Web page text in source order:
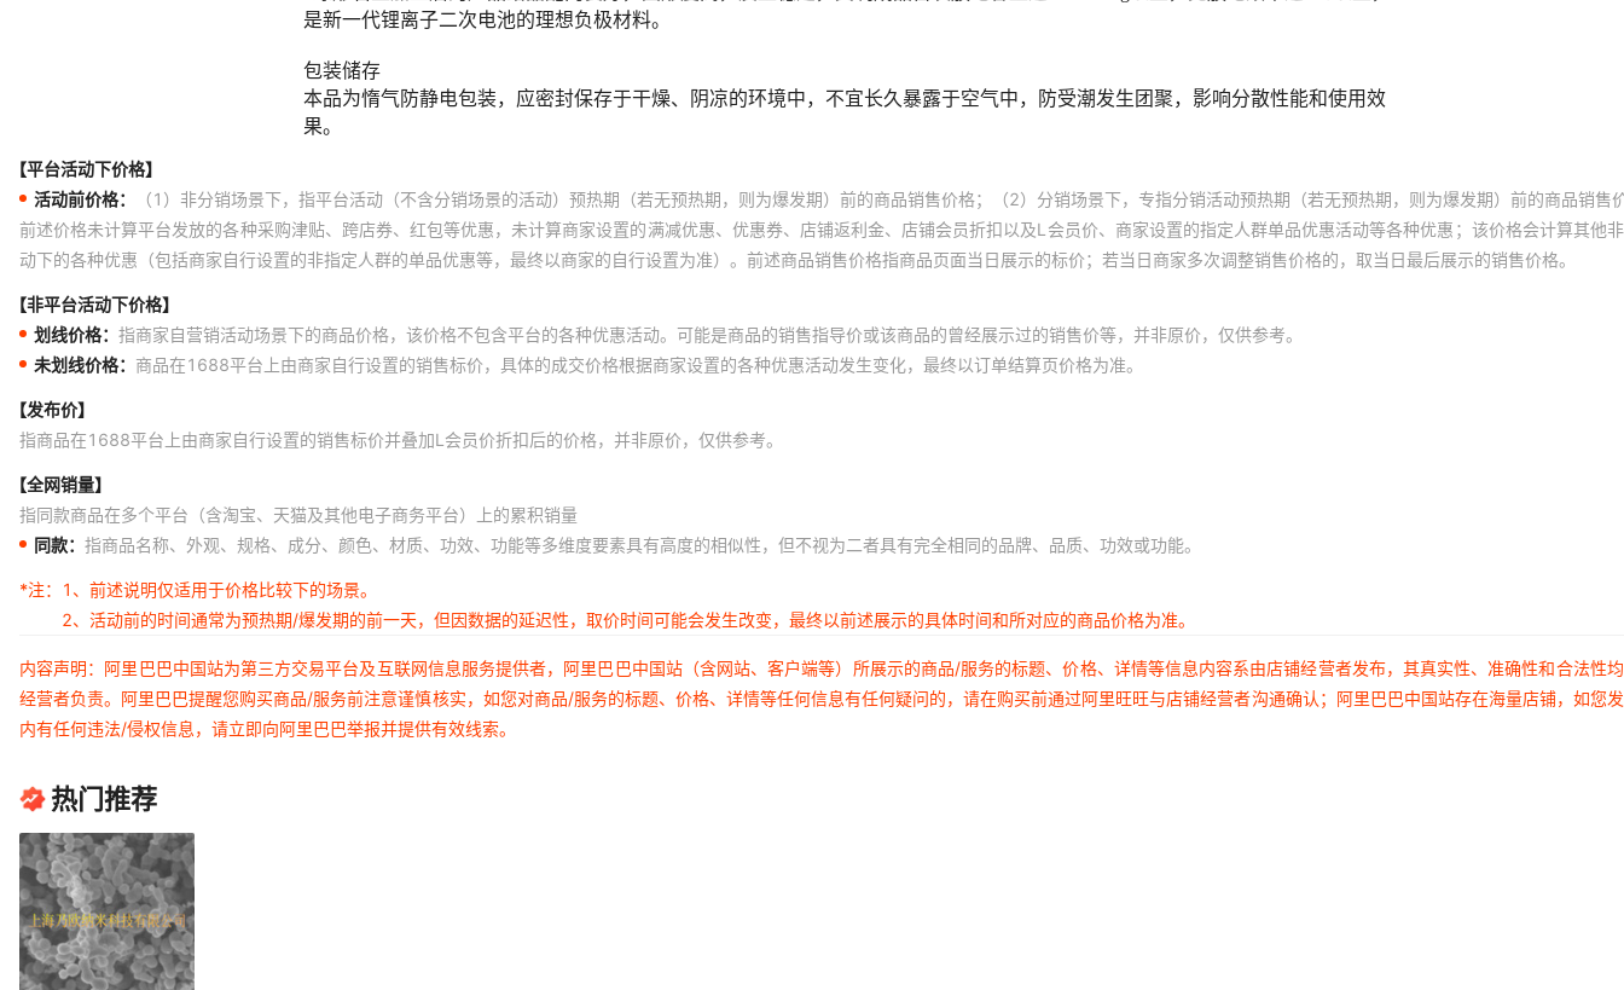
【平台活动下价格】
活动前价格：
（1）非分销场景下，指平台活动（不含分销场景的活动）预热期（若无预热期，则为爆发期）前的商品销售价格；（2）分销场景下，专指分销活动预热期（若无预热期，则为爆发期）前的商品销售
前述价格未计算平台发放的各种采购津贴、跨店券、红包等优惠，未计算商家设置的满减优惠、优惠券、店铺返利金、店铺会员折扣以及L会员价、商家设置的指定人群单品优惠活动等各种优惠；该价格会计算其他
动下的各种优惠（包括商家自行设置的非指定人群的单品优惠等，最终以商家的自行设置为准）。前述商品销售价格指商品页面当日展示的标价；若当日商家多次调整销售价格的，取当日最后展示的销售价格。
【非平台活动下价格】
划线价格： 指商家自营销活动场景下的商品价格，该价格不包含平台的各种优惠活动。可能是商品的销售指导价或该商品的曾经展示过的销售价等，并非原价，仅供参考。
未划线价格： 商品在1688平台上由商家自行设置的销售标价，具体的成交价格根据商家设置的各种优惠活动发生变化，最终以订单结算页价格为准。
【发布价】
指商品在1688平台上由商家自行设置的销售标价并叠加L会员价折扣后的价格，并非原价，仅供参考。
【全网销量】
指同款商品在多个平台（含淘宝、天猫及其他电子商务平台）上的累积销量
同款： 指商品名称、外观、规格、成分、颜色、材质、功效、功能等多维度要素具有高度的相似性，但不视为二者具有完全相同的品牌、品质、功效或功能。
*注：
1、前述说明仅适用于价格比较下的场景。
2、活动前的时间通常为预热期/爆发期的前一天，但因数据的延迟性，取价时间可能会发生改变，最终以前述展示的具体时间和所对应的商品价格为准。
内容声明：阿里巴巴中国站为第三方交易平台及互联网信息服务提供者，阿里巴巴中国站（含网站、客户端等）所展示的商品/服务的标题、价格、详情等信息内容系由店铺经营者发布，其真实性、准确性和合法性
经营者负责。阿里巴巴提醒您购买商品/服务前注意谨慎核实，如您对商品/服务的标题、价格、详情等任何信息有任何疑问的，请在购买前通过阿里旺旺与店铺经营者沟通确认；阿里巴巴中国站存在海量店铺，如您
内有任何违法/侵权信息，请立即向阿里巴巴举报并提供有效线索。
热门推荐